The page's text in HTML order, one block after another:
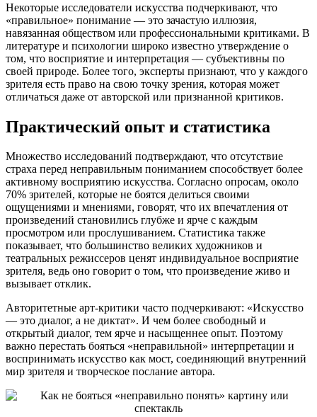
Некоторые исследователи искусства подчеркивают, что
«правильное» понимание — это зачастую иллюзия,
навязанная обществом или профессиональными критиками. В
литературе и психологии широко известно утверждение о
том, что восприятие и интерпретация — субъективны по
своей природе. Более того, эксперты признают, что у каждого
зрителя есть право на свою точку зрения, которая может
отличаться даже от авторской или признанной критиков.
Практический опыт и статистика
Множество исследований подтверждают, что отсутствие
страха перед неправильным пониманием способствует более
активному восприятию искусства. Согласно опросам, около
70% зрителей, которые не боятся делиться своими
ощущениями и мнениями, говорят, что их впечатления от
произведений становились глубже и ярче с каждым
просмотром или прослушиванием. Статистика также
показывает, что большинство великих художников и
театральных режиссеров ценят индивидуальное восприятие
зрителя, ведь оно говорит о том, что произведение живо и
вызывает отклик.
Авторитетные арт-критики часто подчеркивают: «Искусство
— это диалог, а не диктат». И чем более свободный и
открытый диалог, тем ярче и насыщеннее опыт. Поэтому
важно перестать бояться «неправильной» интерпретации и
воспринимать искусство как мост, соединяющий внутренний
мир зрителя и творческое послание автора.